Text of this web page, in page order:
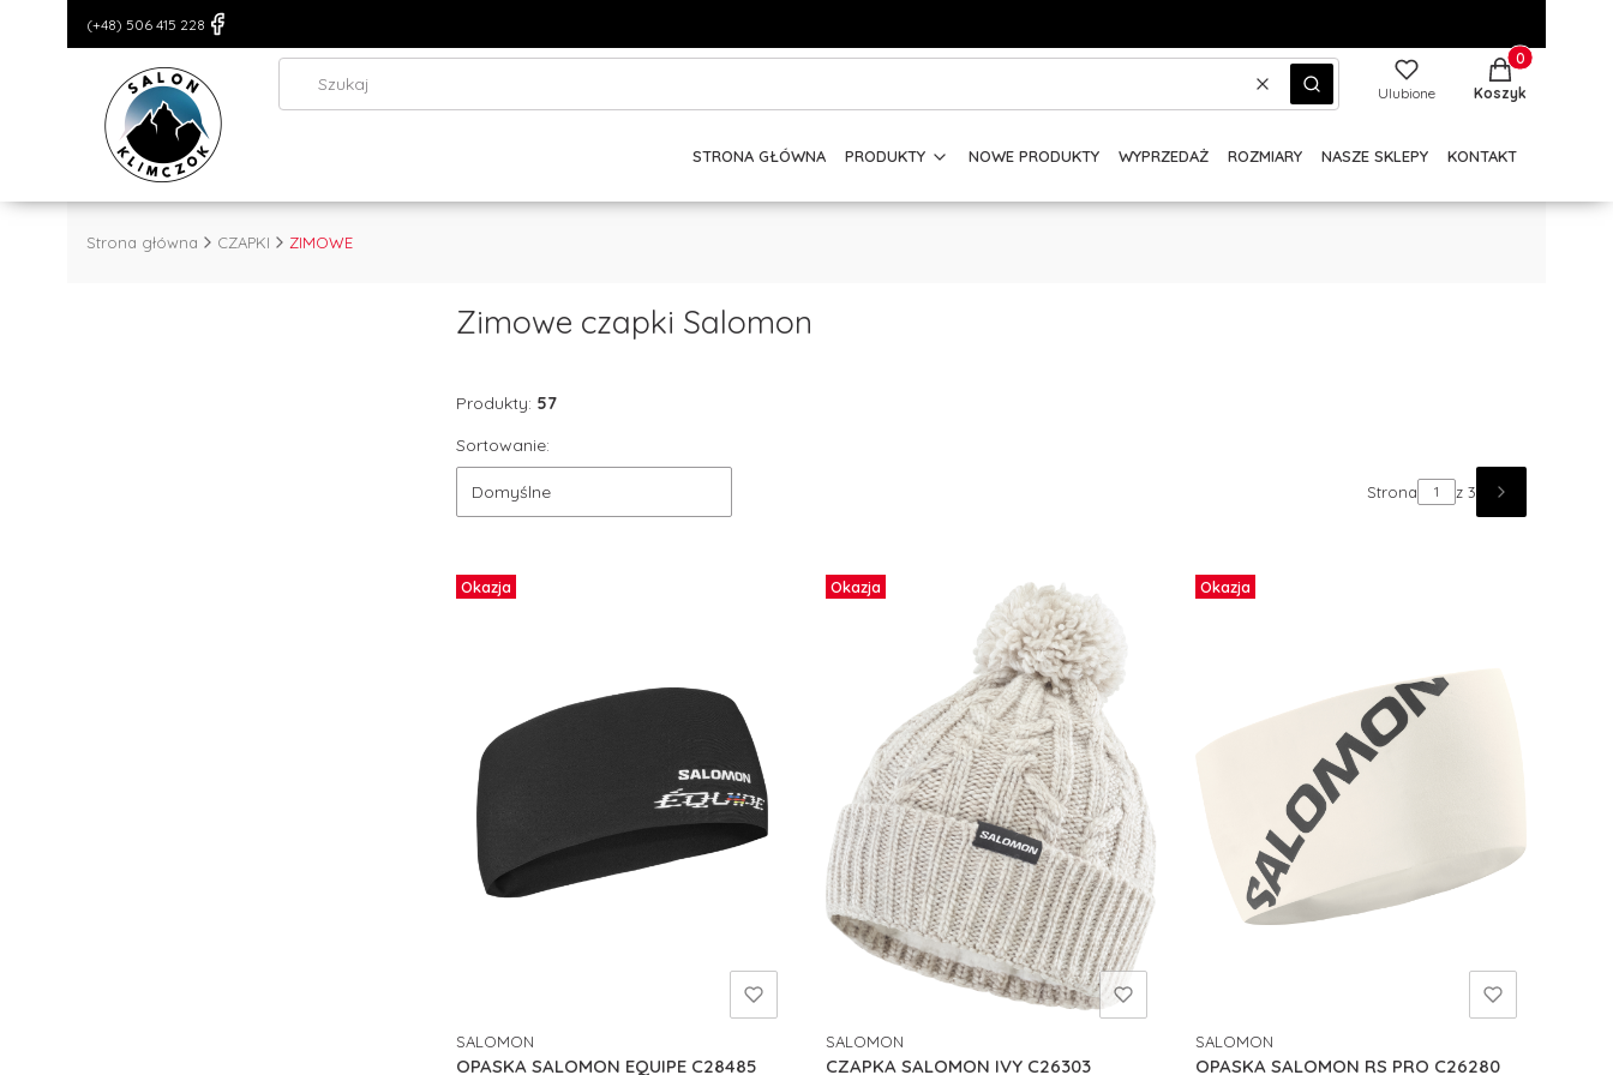
(+48) 506 415 228
WyczyśćSzukaj Ulubione
Produkty w
Koszyk
STRONA GŁÓWNA PRODUKTY NOWE PRODUKTY WYPRZEDAŻ ROZMIARY NASZE SKLEPY KONTAKT
Strona główna CZAPKI ZIMOWE
Zimowe czapki Salomon
Produkty: 57
Sortowanie:
Domyślne Strona z 3
Okazja
OPASKA SALOMON EQUIPE C28485
PRODUCENT
SALOMON
Okazja
CZAPKA SALOMON IVY C26303
PRODUCENT
SALOMON
Okazja
OPASKA SALOMON RS PRO C26280
PRODUCENT
SALOMON